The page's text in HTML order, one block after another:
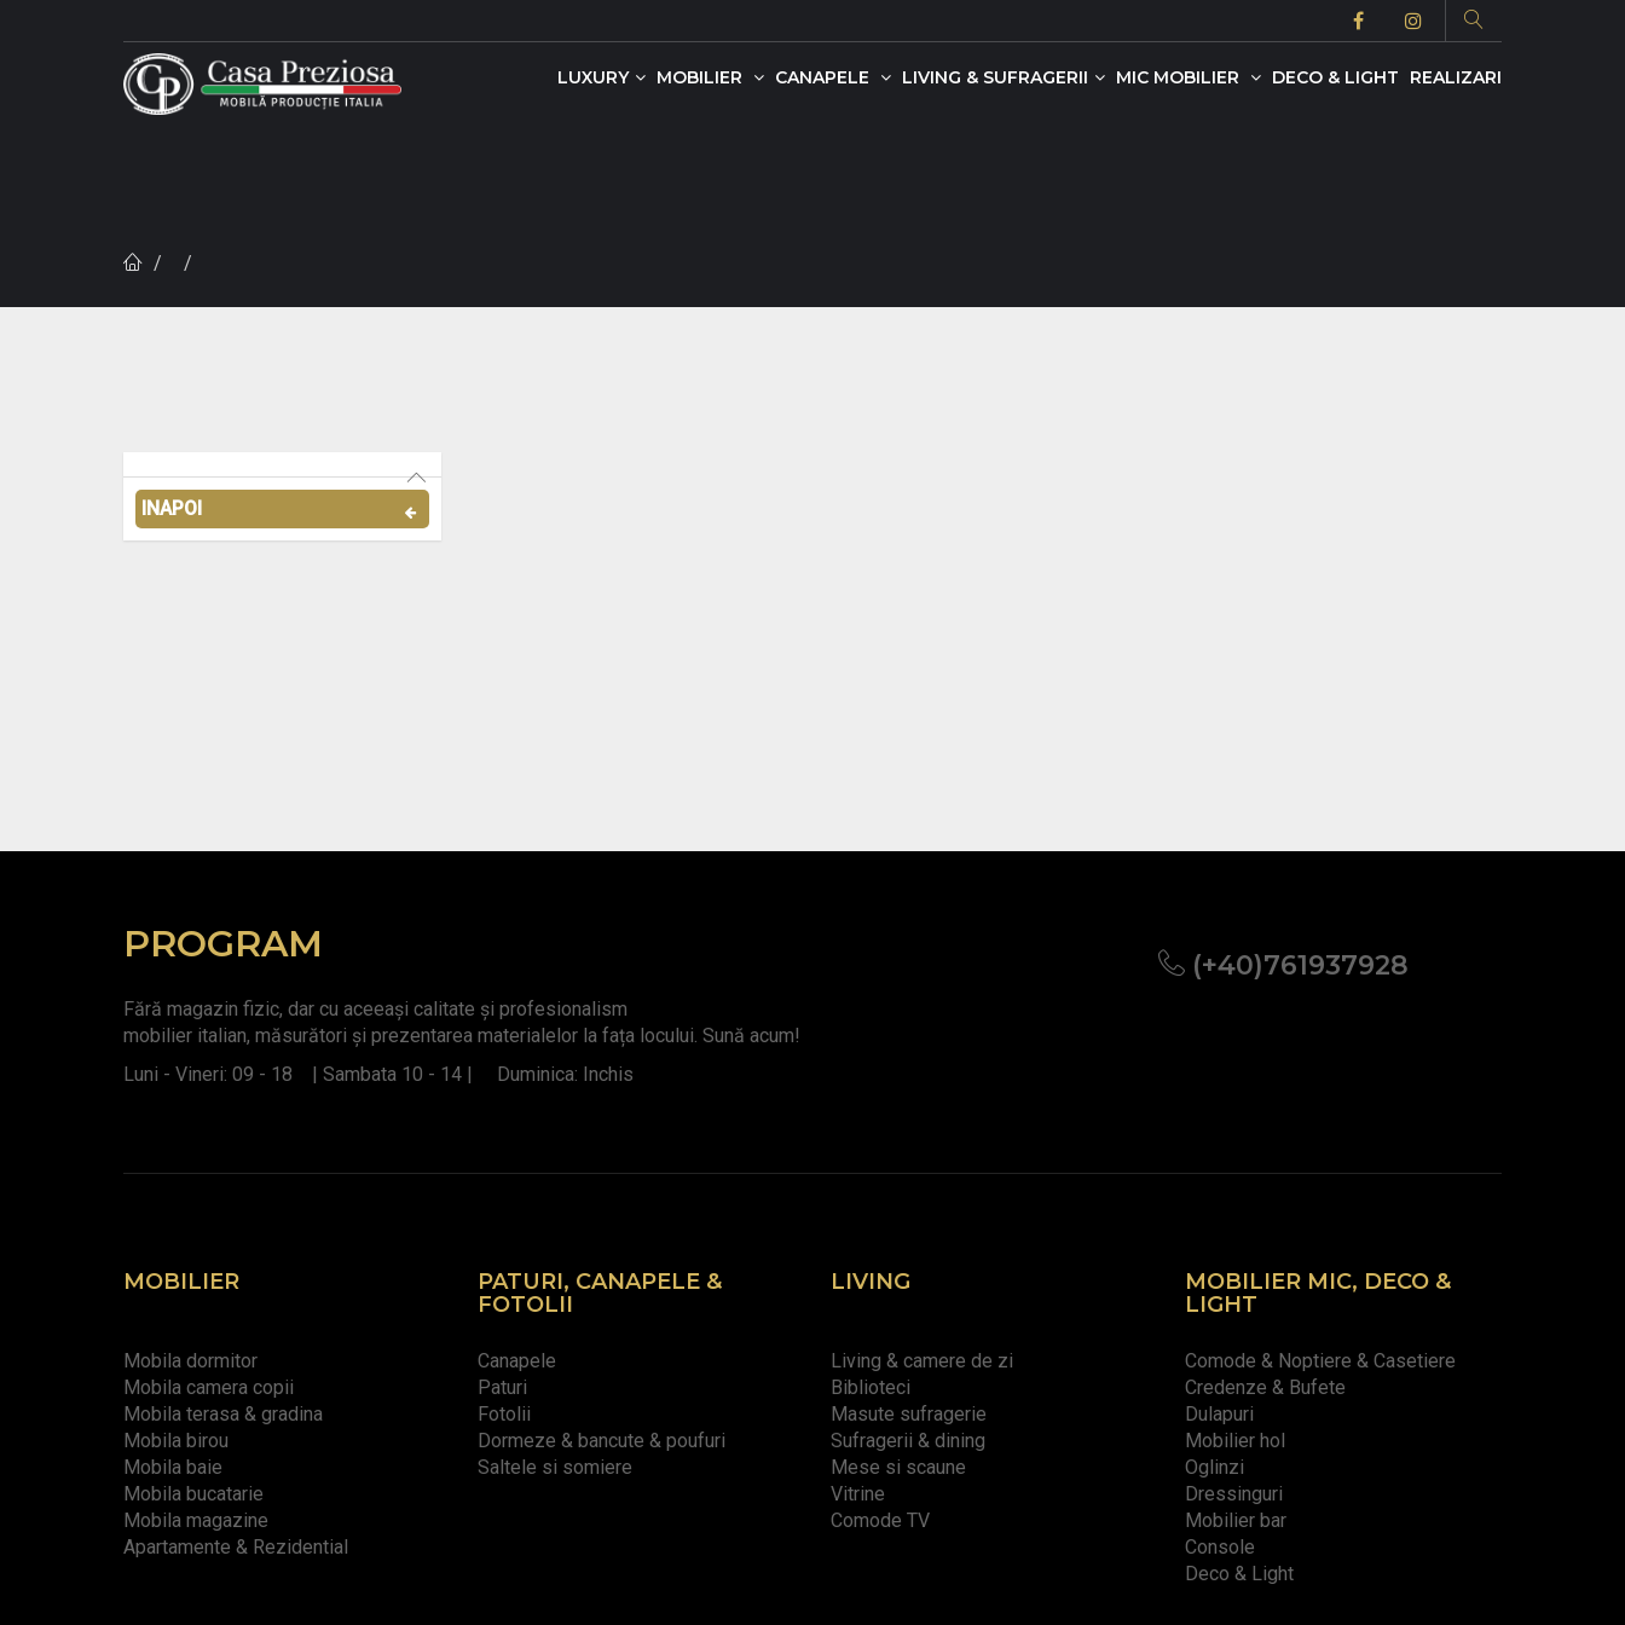
LUXURY MOBILIER CANAPELE LIVING & SUFRAGERII MIC MOBILIER DECO & LIGHT REALIZARI
INAPOI
PROGRAM
Fără magazin fizic, dar cu aceeași calitate și profesionalism
mobilier italian, măsurători și prezentarea materialelor la fața locului. Sună acum!
Luni - Vineri: 09 - 18 | Sambata 10 - 14 | Duminica: Inchis
(+40)761937928
MOBILIER
Mobila dormitor
Mobila camera copii
Mobila terasa & gradina
Mobila birou
Mobila baie
Mobila bucatarie
Mobila magazine
Apartamente & Rezidential
PATURI, CANAPELE &
FOTOLII
Canapele
Paturi
Fotolii
Dormeze & bancute & poufuri
Saltele si somiere
LIVING
Living & camere de zi
Biblioteci
Masute sufragerie
Sufragerii & dining
Mese si scaune
Vitrine
Comode TV
MOBILIER MIC, DECO &
LIGHT
Comode & Noptiere & Casetiere
Credenze & Bufete
Dulapuri
Mobilier hol
Oglinzi
Dressinguri
Mobilier bar
Console
Deco & Light